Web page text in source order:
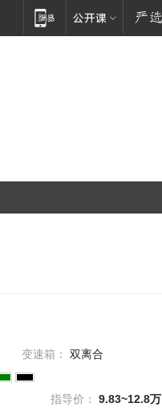
变速箱：
双离合
指导价： 9.83~12.8万